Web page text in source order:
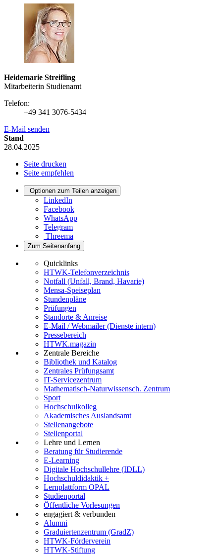
Heidemarie Streifling
Mitarbeiterin Studienamt
Telefon:
+49 341 3076-5434
E-Mail senden
Stand
28.04.2025
Seite drucken
Seite empfehlen
Optionen zum Teilen anzeigen
LinkedIn
Facebook
WhatsApp
Telegram
Threema
Zum Seitenanfang
Quicklinks
HTWK-Telefonverzeichnis
Notfall (Unfall, Brand, Havarie)
Mensa-Speiseplan
Stundenpläne
Prüfungen
Standorte & Anreise
E-Mail / Webmailer (Dienste intern)
Pressebereich
HTWK.magazin
Zentrale Bereiche
Bibliothek und Katalog
Zentrales Prüfungsamt
IT-Servicezentrum
Mathematisch-Naturwissensch. Zentrum
Sport
Hochschulkolleg
Akademisches Auslandsamt
Stellenangebote
Stellenportal
Lehre und Lernen
Beratung für Studierende
E-Learning
Digitale Hochschullehre (IDLL)
Hochschuldidaktik +
Lernplattform OPAL
Studienportal
Öffentliche Vorlesungen
engagiert & verbunden
Alumni
Graduiertenzentrum (GradZ)
HTWK-Förderverein
HTWK-Stiftung